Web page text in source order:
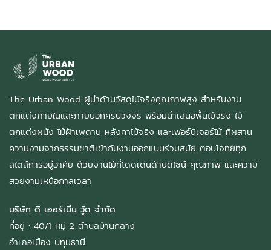
The Urban Wood ผู้นำด้านวัสดุไม้จริงคุณภาพสูง สำหรับงาน
ตกแต่งภายในและภายนอกครบวงจร พร้อมนำเสนอพื้นไม้จริง ไม้
ตกแต่งผนัง ไม้ฝ้าเพดาน หลังคาไม้จริง และเฟอร์นิเจอร์ไม้ ที่ผสาน
ความงามจากธรรมชาติเข้ากับงานออกแบบร่วมสมัย ตอบโจทย์ทุก
สไตล์การอยู่อาศัย ด้วยงานไม้ที่โดดเด่นด้านดีไซน์ คุณภาพ และความ
สวยงามเหนือกาลเวลา
บริษัท ดิ เออร์เบิ้น วู้ด จำกัด
ที่อยู่ : 40/1 หมู่ 2 ตำบลบ้านกลาง
อำเภอเมือง ปทุมธานี